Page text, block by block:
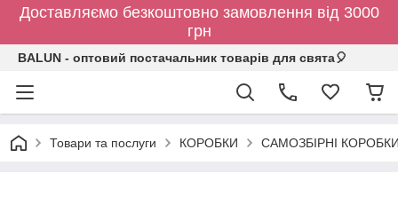
Доставляємо безкоштовно замовлення від 3000
грн
BALUN - оптовий постачальник товарів для свята🎈
Товари та послуги КОРОБКИ САМОЗБІРНІ